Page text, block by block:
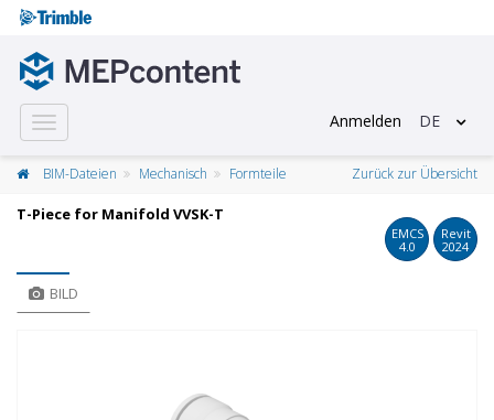
Toggle
navigation
Anmelden DE
BIM-Dateien Mechanisch Formteile Zurück zur Übersicht
T-Piece for Manifold VVSK-T
EMCS
4.0
Revit
2024
BILD